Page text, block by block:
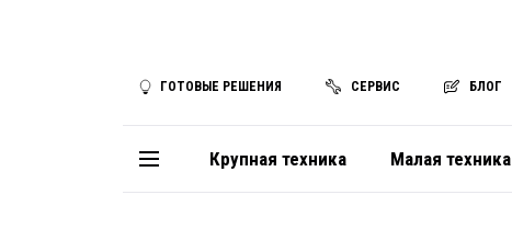
ГОТОВЫЕ РЕШЕНИЯ СЕРВИС БЛОГ
Крупная техника Малая техника